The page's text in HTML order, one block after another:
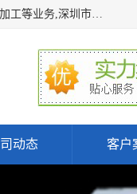
深圳市宝安区石岩瑞鑫五金制品厂主要经营丝杆加工、恒压阀、长轴加工、数控车床加工、叶轮、车铣复合加工等业务,深圳市宝安区石岩瑞鑫五金制品厂产品广泛应用于按摩椅、各类阀门、电机等石化类、机械类产品.
动态 客户